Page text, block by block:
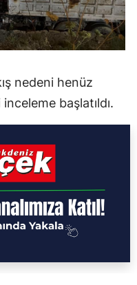
nedeni henüz
başlatıldı.